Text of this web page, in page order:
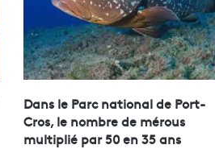
Dans le Parc national de Port-
Cros, le nombre de mérous
multiplié par 50 en 35 ans